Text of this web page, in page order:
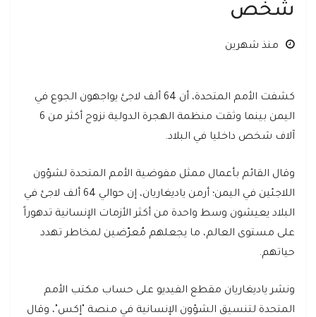
شخص
منذ شهرين
كشفت الأمم المتحدة، أن 64 ألف لاجئ يواجهون الجوع في
اليمن بينما وثقت منظمة الهجرة الدولية نزوح أكثر من 6
آلاف شخص داخليا في البلاد.
وقال القائم بأعمال ممثل مفوضية الأمم المتحدة لشؤون
اللاجئين في اليمن؛ أرمن ياديغاريان، إن حوالي 64 ألف لاجئ في
البلاد يعيشون وسط واحدة من أكثر الأزمات الإنسانية تدهوراً
على مستوى العالم، ما يجعلهم مُعرّضين لمخاطر تهدد
حياتهم.
ونشر ياديغاريان مقطع الفيديو على حساب مكتب الأمم
المتحدة لتنسيق الشؤون الإنسانية في منصة "إكس"، وقال